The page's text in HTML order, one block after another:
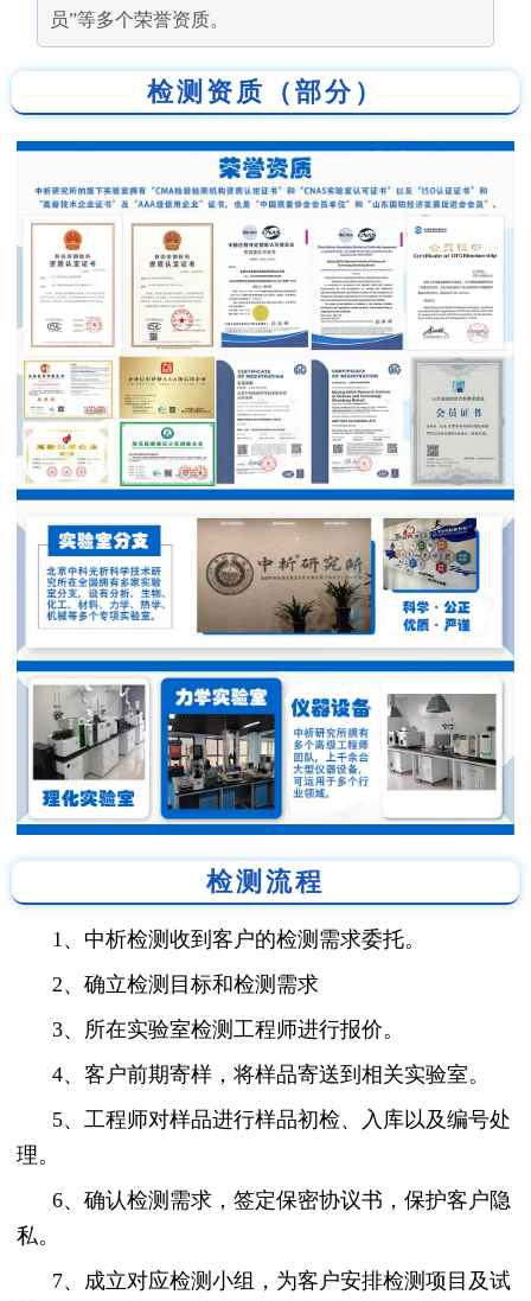
员”等多个荣誉资质。
检测资质（部分）
检测流程
1、中析检测收到客户的检测需求委托。
2、确立检测目标和检测需求
3、所在实验室检测工程师进行报价。
4、客户前期寄样，将样品寄送到相关实验室。
5、工程师对样品进行样品初检、入库以及编号处
理。
6、确认检测需求，签定保密协议书，保护客户隐
私。
7、成立对应检测小组，为客户安排检测项目及试